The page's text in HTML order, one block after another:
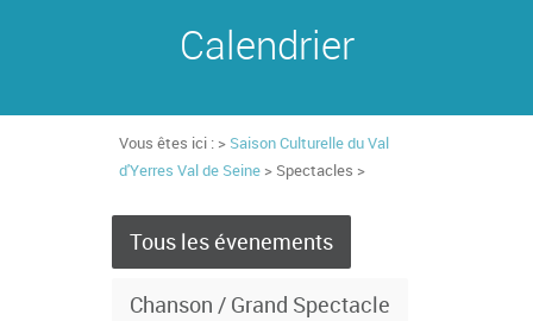
Calendrier
Vous êtes ici : > Saison Culturelle du Val
d'Yerres Val de Seine > Spectacles >
Tous les évenements
Chanson / Grand Spectacle